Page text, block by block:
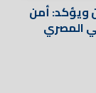
ويؤكد: أمن
المصري